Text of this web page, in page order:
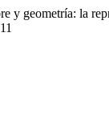
y geometría: la